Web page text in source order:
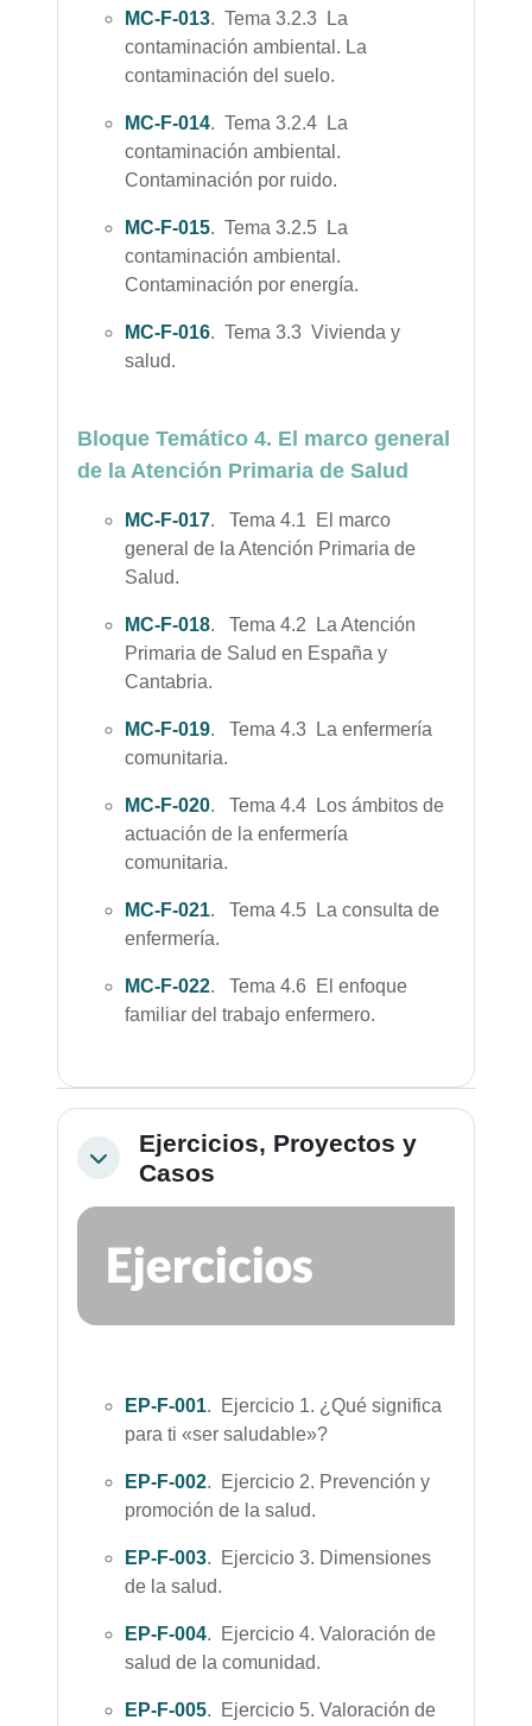
MC-F-013. Tema 3.2.3 La
contaminación ambiental. La
contaminación del suelo.
MC-F-014. Tema 3.2.4 La
contaminación ambiental.
Contaminación por ruido.
MC-F-015. Tema 3.2.5 La
contaminación ambiental.
Contaminación por energía.
MC-F-016. Tema 3.3 Vivienda y
salud.
Bloque Temático 4. El marco general
de la Atención Primaria de Salud
MC-F-017. Tema 4.1 El marco
general de la Atención Primaria de
Salud.
MC-F-018. Tema 4.2 La Atención
Primaria de Salud en España y
Cantabria.
MC-F-019. Tema 4.3 La enfermería
comunitaria.
MC-F-020. Tema 4.4 Los ámbitos de
actuación de la enfermería
comunitaria.
MC-F-021. Tema 4.5 La consulta de
enfermería.
MC-F-022. Tema 4.6 El enfoque
familiar del trabajo enfermero.
Colapsar
Ejercicios, Proyectos y
Casos
EP-F-001. Ejercicio 1. ¿Qué significa
para ti «ser saludable»?
EP-F-002. Ejercicio 2. Prevención y
promoción de la salud.
EP-F-003. Ejercicio 3. Dimensiones
de la salud.
EP-F-004. Ejercicio 4. Valoración de
salud de la comunidad.
EP-F-005. Ejercicio 5. Valoración de